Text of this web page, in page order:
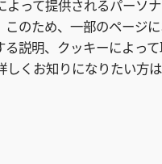
って提供されるパーソ
のため、一部のページ
説明、クッキーによっ
くお知りになりたい方